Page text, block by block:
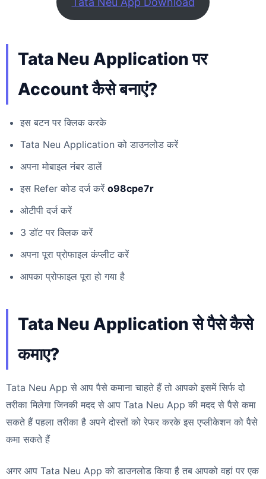
Tata Neu Application पर
Account कैसे बनाएं?
इस बटन पर क्लिक करके
Tata Neu Application को डाउनलोड करें
अपना मोबाइल नंबर डालें
इस Refer कोड दर्ज करें o98cpe7r
ओटीपी दर्ज करें
3 डॉट पर क्लिक करें
अपना पूरा प्रोफाइल कंप्लीट करें
आपका प्रोफाइल पूरा हो गया है
Tata Neu Application से पैसे कैसे
कमाए?
Tata Neu App से आप पैसे कमाना चाहते हैं तो आपको इसमें सिर्फ दो
तरीका मिलेगा जिनकी मदद से आप Tata Neu App की मदद से पैसे कमा
सकते हैं पहला तरीका है अपने दोस्तों को रेफर करके इस एप्लीकेशन को पैसे
कमा सकते हैं
अगर आप Tata Neu App को डाउनलोड किया है तब आपको वहां पर एक